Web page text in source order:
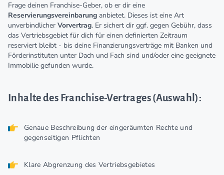
Frage deinen Franchise-Geber, ob er dir eine
Reservierungsvereinbarung anbietet. Dieses ist eine Art
unverbindlicher Vorvertrag. Er sichert dir ggf. gegen Gebühr, dass
das Vertriebsgebiet für dich für einen definierten Zeitraum
reserviert bleibt - bis deine Finanzierungsverträge mit Banken und
Förderinstituten unter Dach und Fach sind und/oder eine geeignete
Immobilie gefunden wurde.
Inhalte des Franchise-Vertrages (Auswahl):
Genaue Beschreibung der eingeräumten Rechte und
gegenseitigen Pflichten
Klare Abgrenzung des Vertriebsgebietes